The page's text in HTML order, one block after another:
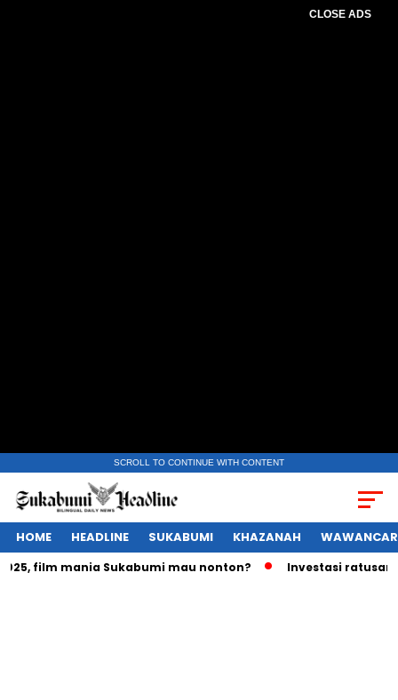
CLOSE ADS
SCROLL TO CONTINUE WITH CONTENT
HOME HEADLINE SUKABUMI KHAZANAH
mania Sukabumi mau nonton? Investasi ratusan